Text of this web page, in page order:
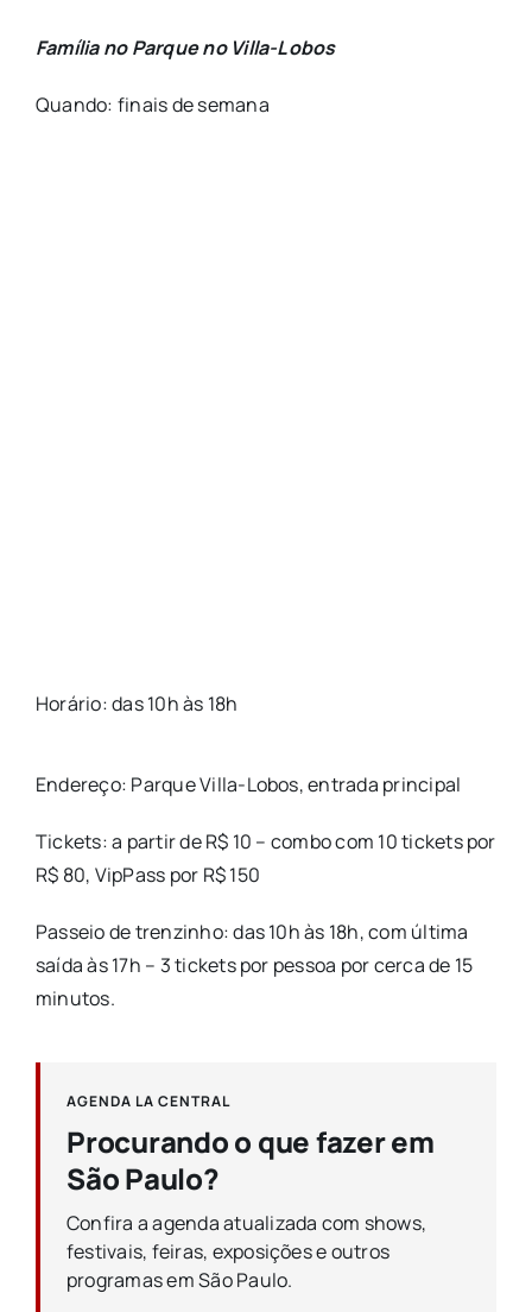
Família no Parque no Villa-Lobos
Quando: finais de semana
Horário: das 10h às 18h
Endereço: Parque Villa-Lobos, entrada principal
Tickets: a partir de R$ 10 – combo com 10 tickets por
R$ 80, VipPass por R$ 150
Passeio de trenzinho: das 10h às 18h, com última
saída às 17h – 3 tickets por pessoa por cerca de 15
minutos.
AGENDA LA CENTRAL
Procurando o que fazer em
São Paulo?
Confira a agenda atualizada com shows,
festivais, feiras, exposições e outros
programas em São Paulo.